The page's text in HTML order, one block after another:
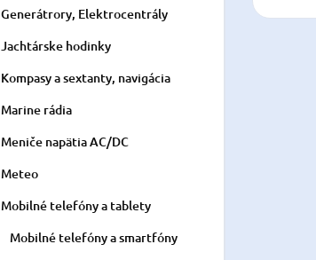
Generátrory, Elektrocentrály
Jachtárske hodinky
Kompasy a sextanty, navigácia
Marine rádia
Meniče napätia AC/DC
Meteo
Mobilné telefóny a tablety
Mobilné telefóny a smartfóny